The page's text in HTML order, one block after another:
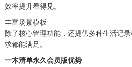
效率提升看得见。
丰富场景模板
除了核心管理功能，还提供多种生活记
求都能满足。
一木清单永久会员版优势